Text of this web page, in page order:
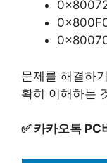
문제를 해결하
확히 이해하는
✅ 카카오톡 PC